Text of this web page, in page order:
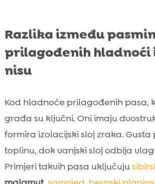
Razlika između
prilagođenih hladnoći
nisu
Kod hladnoće prilagođenih pasa,
građa su ključni. Oni imaju
formira izolacijski sloj zraka.
toplinu, dok vanjski sloj odbija
Primjeri takvih pasa uključuju